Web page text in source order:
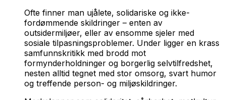
Ofte finner man ujålete, solidariske og ikke-
fordømmende skildringer – enten av
outsidermiljøer, eller av ensomme sjeler med
sosiale tilpasningsproblemer. Under ligger en krass
samfunnskritikk med brodd mot
formynderholdninger og borgerlig selvtilfredshet,
nesten alltid tegnet med stor omsorg, svart humor
og treffende person- og miljøskildringer.